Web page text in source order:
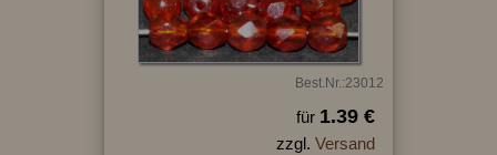
Best.Nr.:23012
für 1.39 €
zzgl. Versand